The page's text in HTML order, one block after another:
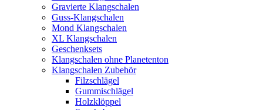
Gravierte Klangschalen
Guss-Klangschalen
Mond Klangschalen
XL Klangschalen
Geschenksets
Klangschalen ohne Planetenton
Klangschalen Zubehör
Filzschlägel
Gummischlägel
Holzklöppel